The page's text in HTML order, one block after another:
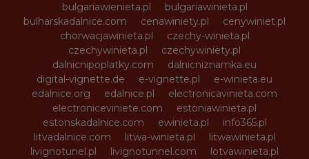
bulgariawienieta.pl
bulgariawinieta.pl
bulharskadalnice.com
cenawiniety.pl
cenywiniet.pl
chorwacjawinieta.pl
czechy-winieta.pl
czechywinieta.pl
czechywiniety.pl
dalnicnipoplatky.com
dalnicniznamka.eu
digital-vignette.de
e-vignette.pl
e-winieta.eu
edalnice.org
edalnice.pl
electronicavinieta.com
electroniceviniete.com
estoniawinieta.pl
estonskadalnice.com
ewinieta.pl
info365.pl
litvadalnice.com
litwa-winieta.pl
litwawinieta.pl
livignotunel.pl
livignotunnel.com
lotvawinieta.pl